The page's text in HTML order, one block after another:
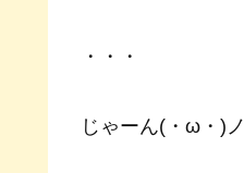
・・・
じゃーん(・ω・)ノ